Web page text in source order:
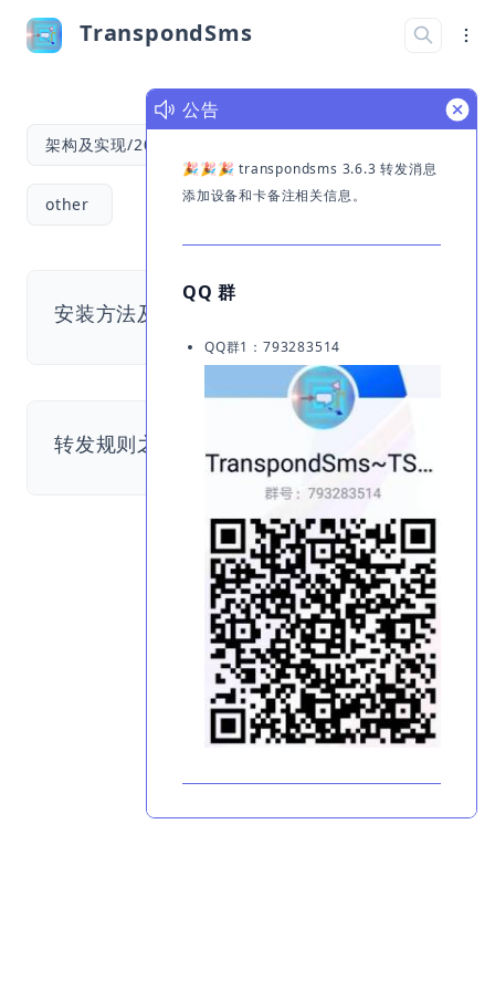
TranspondSms
架构及实现/2021
other
安装方法及各个版本安装包
转发规则之多重规则
公告
🎉🎉🎉 transpondsms 3.6.3 转发消息
添加设备和卡备注相关信息。
QQ 群
QQ群1：793283514